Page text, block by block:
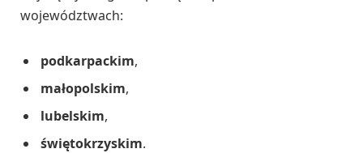
województwach:
podkarpackim,
małopolskim,
lubelskim,
świętokrzyskim.